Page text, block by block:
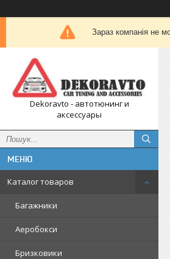
Зараз компанія не
Dekoravto - автотюнинг и
аксессуары
Каталог товаров
Багажники
Аеробокси
Бризковики